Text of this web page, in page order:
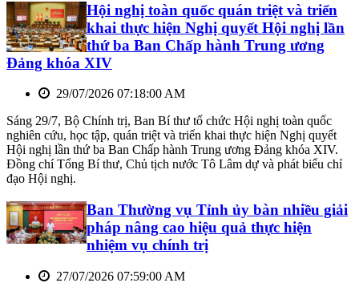
Hội nghị toàn quốc quán triệt và triển
khai thực hiện Nghị quyết Hội nghị lần
thứ ba Ban Chấp hành Trung ương
Đảng khóa XIV
29/07/2026 07:18:00 AM
Sáng 29/7, Bộ Chính trị, Ban Bí thư tổ chức Hội nghị toàn quốc
nghiên cứu, học tập, quán triệt và triển khai thực hiện Nghị quyết
Hội nghị lần thứ ba Ban Chấp hành Trung ương Đảng khóa XIV.
Đồng chí Tổng Bí thư, Chủ tịch nước Tô Lâm dự và phát biểu chỉ
đạo Hội nghị.
Ban Thường vụ Tỉnh ủy bàn nhiều giải
pháp nâng cao hiệu quả thực hiện
nhiệm vụ chính trị
27/07/2026 07:59:00 AM